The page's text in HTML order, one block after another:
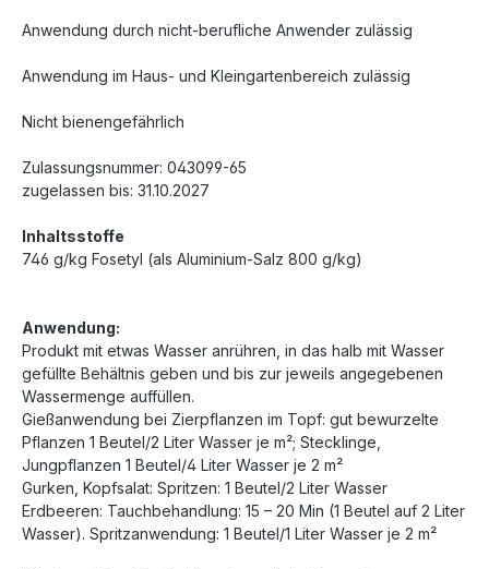
Anwendung durch nicht-berufliche Anwender zulässig
Anwendung im Haus- und Kleingartenbereich zulässig
Nicht bienengefährlich
Zulassungsnummer: 043099-65
zugelassen bis: 31.10.2027
Inhaltsstoffe
746 g/kg Fosetyl (als Aluminium-Salz 800 g/kg)
Anwendung:
Produkt mit etwas Wasser anrühren, in das halb mit Wasser
gefüllte Behältnis geben und bis zur jeweils angegebenen
Wassermenge auffüllen.
Gießanwendung bei Zierpflanzen im Topf: gut bewurzelte
Pflanzen 1 Beutel/2 Liter Wasser je m²; Stecklinge,
Jungpflanzen 1 Beutel/4 Liter Wasser je 2 m²
Gurken, Kopfsalat: Spritzen: 1 Beutel/2 Liter Wasser
Erdbeeren: Tauchbehandlung: 15 – 20 Min (1 Beutel auf 2 Liter
Wasser). Spritzanwendung: 1 Beutel/1 Liter Wasser je 2 m²